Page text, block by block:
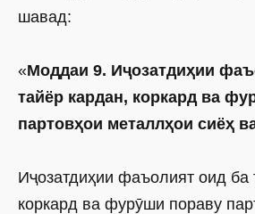
шавад:
«Моддаи 9. Иҷозатдиҳии
тайёр кардан, коркард ва
партовҳои металлҳои сиёҳ
Иҷозатдиҳии фаъолият оид ба
коркард ва фурӯши пораву